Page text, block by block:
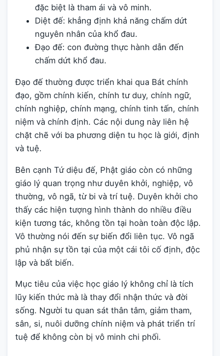
đặc biệt là tham ái và vô minh.
Diệt đế: khẳng định khả năng chấm dứt
nguyên nhân của khổ đau.
Đạo đế: con đường thực hành dẫn đến
chấm dứt khổ đau.
Đạo đế thường được triển khai qua Bát chính
đạo, gồm chính kiến, chính tư duy, chính ngữ,
chính nghiệp, chính mạng, chính tinh tấn, chính
niệm và chính định. Các nội dung này liên hệ
chặt chẽ với ba phương diện tu học là giới, định
và tuệ.
Bên cạnh Tứ diệu đế, Phật giáo còn có những
giáo lý quan trọng như duyên khởi, nghiệp, vô
thường, vô ngã, từ bi và trí tuệ. Duyên khởi cho
thấy các hiện tượng hình thành do nhiều điều
kiện tương tác, không tồn tại hoàn toàn độc lập.
Vô thường nói đến sự biến đổi liên tục. Vô ngã
phủ nhận sự tồn tại của một cái tôi cố định, độc
lập và bất biến.
Mục tiêu của việc học giáo lý không chỉ là tích
lũy kiến thức mà là thay đổi nhận thức và đời
sống. Người tu quan sát thân tâm, giảm tham,
sân, si, nuôi dưỡng chính niệm và phát triển trí
tuệ để không còn bị vô minh chi phối.